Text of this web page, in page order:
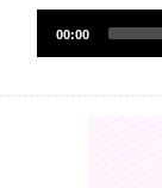
00:00